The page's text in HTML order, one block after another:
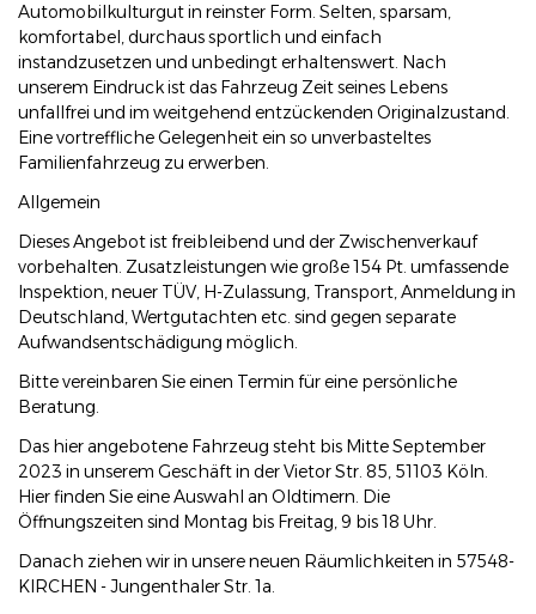
Automobilkulturgut in reinster Form. Selten, sparsam,
komfortabel, durchaus sportlich und einfach
instandzusetzen und unbedingt erhaltenswert. Nach
unserem Eindruck ist das Fahrzeug Zeit seines Lebens
unfallfrei und im weitgehend entzückenden Originalzustand.
Eine vortreffliche Gelegenheit ein so unverbasteltes
Familienfahrzeug zu erwerben.
Allgemein
Dieses Angebot ist freibleibend und der Zwischenverkauf
vorbehalten. Zusatzleistungen wie große 154 Pt. umfassende
Inspektion, neuer TÜV, H-Zulassung, Transport, Anmeldung in
Deutschland, Wertgutachten etc. sind gegen separate
Aufwandsentschädigung möglich.
Bitte vereinbaren Sie einen Termin für eine persönliche
Beratung.
Das hier angebotene Fahrzeug steht bis Mitte September
2023 in unserem Geschäft in der Vietor Str. 85, 51103 Köln.
Hier finden Sie eine Auswahl an Oldtimern. Die
Öffnungszeiten sind Montag bis Freitag, 9 bis 18 Uhr.
Danach ziehen wir in unsere neuen Räumlichkeiten in 57548-
KIRCHEN - Jungenthaler Str. 1a.